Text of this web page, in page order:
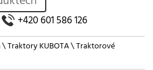
+420 601 586 126
\Traktory KUBOTA\Traktorové